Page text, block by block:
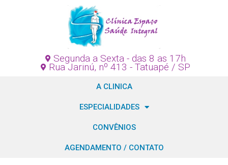
Segunda a Sexta - das 8 as 17h
Rua Jarinú, nº 413 - Tatuapé / SP
A CLINICA
ESPECIALIDADES
CONVÊNIOS
AGENDAMENTO / CONTATO